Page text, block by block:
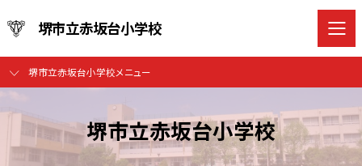
堺市立赤坂台小学校
堺市立赤坂台小学校メニュー
堺市立赤坂台小学校